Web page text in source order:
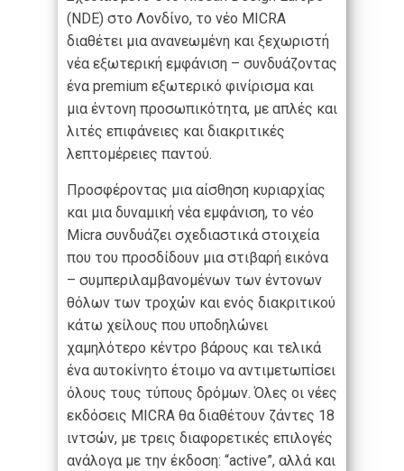
(NDE) στο Λονδίνο, το νέο MICRA
διαθέτει μια ανανεωμένη και ξεχωριστή
νέα εξωτερική εμφάνιση – συνδυάζοντας
ένα premium εξωτερικό φινίρισμα και
μια έντονη προσωπικότητα, με απλές και
λιτές επιφάνειες και διακριτικές
λεπτομέρειες παντού.
Προσφέροντας μια αίσθηση κυριαρχίας
και μια δυναμική νέα εμφάνιση, το νέο
Micra συνδυάζει σχεδιαστικά στοιχεία
που του προσδίδουν μια στιβαρή εικόνα
– συμπεριλαμβανομένων των έντονων
θόλων των τροχών και ενός διακριτικού
κάτω χείλους που υποδηλώνει
χαμηλότερο κέντρο βάρους και τελικά
ένα αυτοκίνητο έτοιμο να αντιμετωπίσει
όλους τους τύπους δρόμων. Όλες οι νέες
εκδόσεις MICRA θα διαθέτουν ζάντες 18
ιντσών, με τρεις διαφορετικές επιλογές
ανάλογα με την έκδοση: “active”, αλλά και